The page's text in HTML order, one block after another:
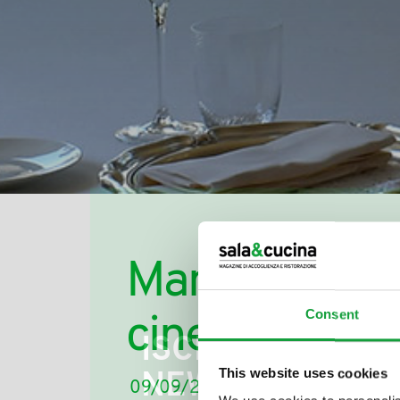
Consent
This website uses cookies
cinema
09/09/2014
ISCRIVITI ALLA
NEWSLETTER